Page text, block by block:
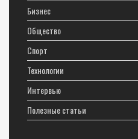
Бизнес
Общество
Спорт
Технологии
Интервью
Полезные статьи